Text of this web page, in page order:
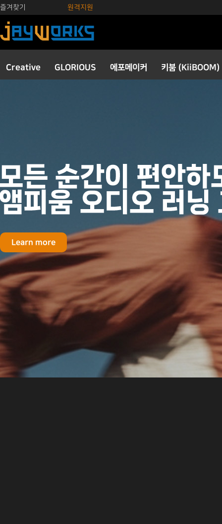
즐겨찾기 원격지원
Creative GLORIOUS 에포메이커 키붐 (KiiBOOM)
Learn more